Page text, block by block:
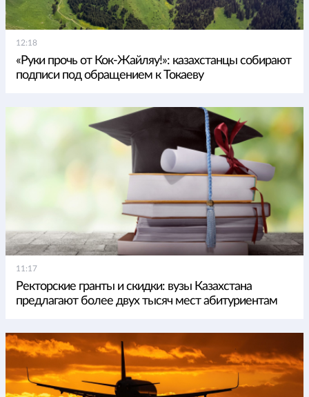
12:18
«Руки прочь от Кок-Жайляу!»: казахстанцы собирают
подписи под обращением к Токаеву
11:17
Ректорские гранты и скидки: вузы Казахстана
предлагают более двух тысяч мест абитуриентам